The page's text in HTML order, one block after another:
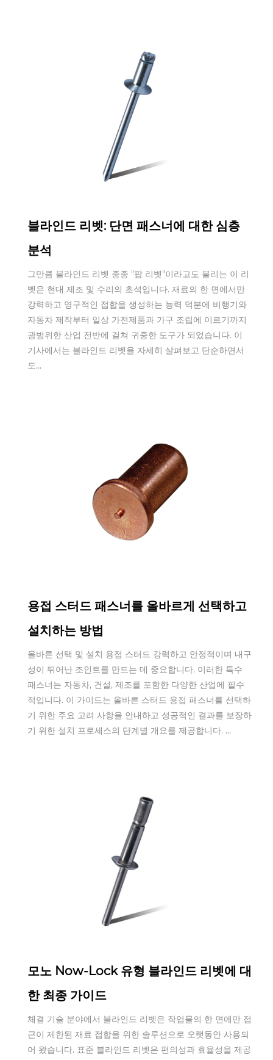
블라인드 리벳: 단면 패스너에 대한 심층
분석
그만큼 블라인드 리벳 종종 "팝 리벳"이라고도 불리는 이 리
벳은 현대 제조 및 수리의 초석입니다. 재료의 한 면에서만
강력하고 영구적인 접합을 생성하는 능력 덕분에 비행기와
자동차 제작부터 일상 가전제품과 가구 조립에 이르기까지
광범위한 산업 전반에 걸쳐 귀중한 도구가 되었습니다. 이
기사에서는 블라인드 리벳을 자세히 살펴보고 단순하면서
도...
용접 스터드 패스너를 올바르게 선택하고
설치하는 방법
올바른 선택 및 설치 용접 스터드 강력하고 안정적이며 내구
성이 뛰어난 조인트를 만드는 데 중요합니다. 이러한 특수
패스너는 자동차, 건설, 제조를 포함한 다양한 산업에 필수
적입니다. 이 가이드는 올바른 스터드 용접 패스너를 선택하
기 위한 주요 고려 사항을 안내하고 성공적인 결과를 보장하
기 위한 설치 프로세스의 단계별 개요를 제공합니다. ...
모노 Now-Lock 유형 블라인드 리벳에 대
한 최종 가이드
체결 기술 분야에서 블라인드 리벳은 작업물의 한 면에만 접
근이 제한된 재료 접합을 위한 솔루션으로 오랫동안 사용되
어 왔습니다. 표준 블라인드 리벳은 편의성과 효율성을 제공